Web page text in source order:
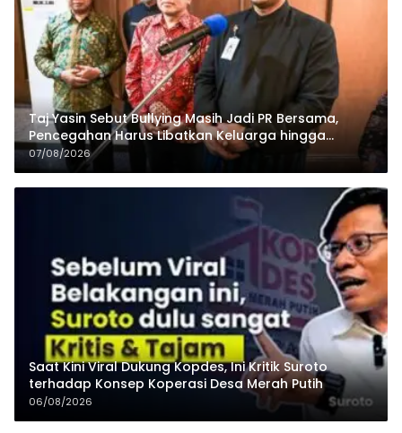
Taj Yasin Sebut Bullying Masih Jadi PR Bersama,
Pencegahan Harus Libatkan Keluarga hingga
Pesantren
07/08/2026
Saat Kini Viral Dukung Kopdes, Ini Kritik Suroto
terhadap Konsep Koperasi Desa Merah Putih
06/08/2026